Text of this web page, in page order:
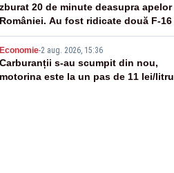
zburat 20 de minute deasupra apelor
României. Au fost ridicate două F-16
Economie-2 aug. 2026, 15:36
Carburanții s-au scumpit din nou,
motorina este la un pas de 11 lei/litru